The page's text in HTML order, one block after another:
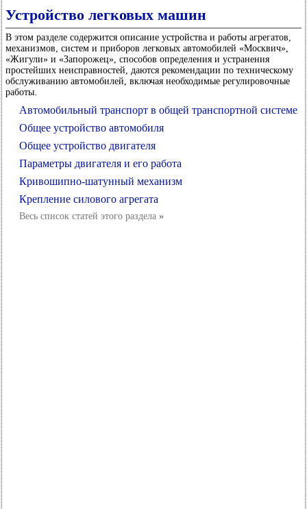
Устройство легковых машин
В этом разделе содержится описание устройства и работы агрегатов,
механизмов, систем и приборов легковых автомобилей «Москвич»,
«Жигули» и «Запорожец», способов определения и устранения
простейших неисправностей, даются рекомендации по техническому
обслуживанию автомобилей, включая необходимые регулировочные
работы.
Автомобильный транспорт в общей транспортной системе
Общее устройство автомобиля
Общее устройство двигателя
Параметры двигателя и его работа
Кривошипно-шатунный механизм
Крепление силового агрегата
Весь список статей этого раздела »